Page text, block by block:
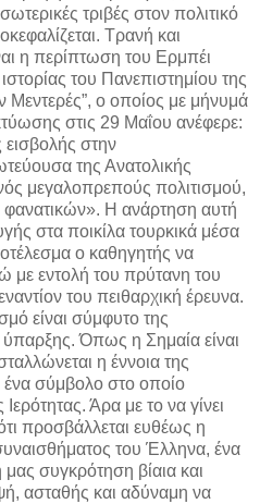
τριβές στον πολιτικό
Τρανή και
η περίπτωση του Ερμπέι
του Πανεπιστημίου της
Μεντερές”, ο οποίος με μήνυμά
στις 29 Μαΐου ανέφερε:
εισβολής στην
της Ανατολικής
μεγαλοπρεπούς πολιτισμού,
Η ανάρτηση αυτή
στα ποικίλα τουρκικά μέσα
ο καθηγητής να
με εντολή του πρύτανη του
του πειθαρχική έρευνα.
είναι σύμφυτο της
ύπαρξης. Όπως η Σημαία είναι
η έννοια της
ένα σύμβολο στο οποίο
Άρα με το να γίνει
προσβάλλεται ευθέως η
του Έλληνα, ένα
μας συγκρότηση βίαια και
ασταθής και αδύναμη να